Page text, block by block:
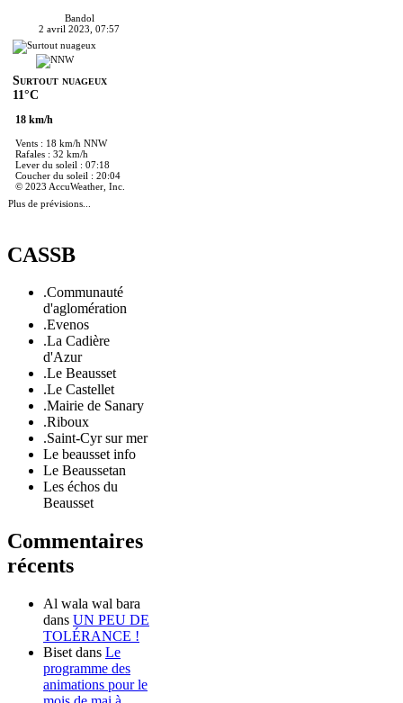
Bandol
2 avril 2023, 07:57
Surtout nuageux
11°C
18 km/h
Vents : 18 km/h NNW
Rafales : 32 km/h
Lever du soleil : 07:18
Coucher du soleil : 20:04
© 2023 AccuWeather, Inc.
Plus de prévisions...
CASSB
.Communauté
d'aglomération
.Evenos
.La Cadière
d'Azur
.Le Beausset
.Le Castellet
.Mairie de Sanary
.Riboux
.Saint-Cyr sur mer
Le beausset info
Le Beaussetan
Les échos du
Beausset
Commentaires
récents
Al wala wal bara
dans UN PEU DE
TOLÉRANCE !
Biset dans Le
programme des
animations pour le